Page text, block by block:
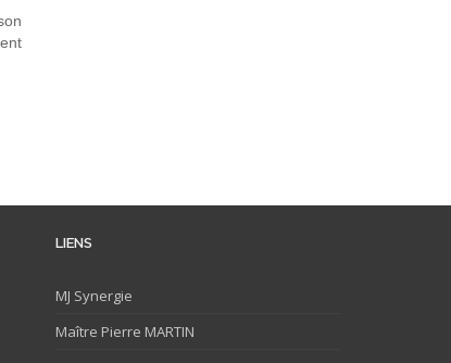
LIENS
MJ Synergie
Maître Pierre MARTIN